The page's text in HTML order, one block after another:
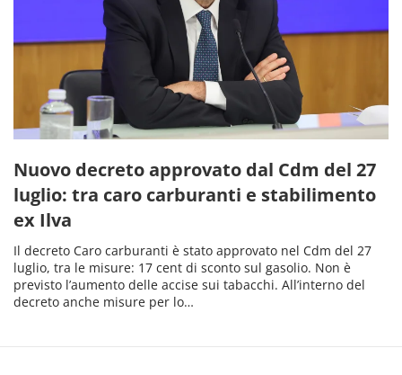
Nuovo decreto approvato dal Cdm del 27
luglio: tra caro carburanti e stabilimento
ex Ilva
Il decreto Caro carburanti è stato approvato nel Cdm del 27
luglio, tra le misure: 17 cent di sconto sul gasolio. Non è
previsto l’aumento delle accise sui tabacchi. All’interno del
decreto anche misure per lo…